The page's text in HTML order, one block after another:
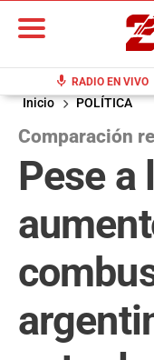
mic RADIO EN VIVO
Inicio POLÍTICA
Comparación
Pese a